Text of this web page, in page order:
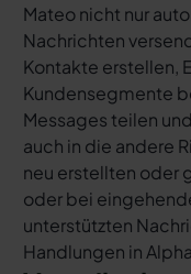
Mateo nicht nur
Nachrichten
Kontakte erstellen,
Kundensegmente
Messages teilen
auch in die andere
neu erstellten oder
oder bei
unterstützten
Handlungen in